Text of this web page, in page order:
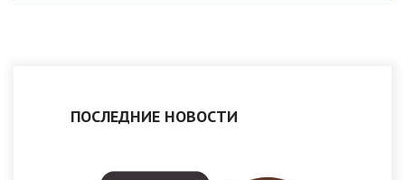
ПОСЛЕДНИЕ НОВОСТИ